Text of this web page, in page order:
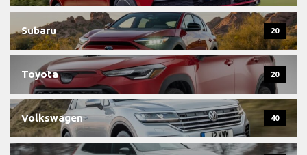
Subaru 20
Toyota 20
Volkswagen 40